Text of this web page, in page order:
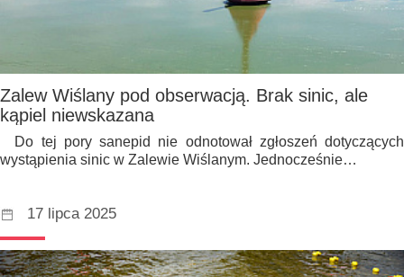
Zalew Wiślany pod obserwacją. Brak sinic, ale
kąpiel niewskazana
Do tej pory sanepid nie odnotował zgłoszeń dotyczących
wystąpienia sinic w Zalewie Wiślanym. Jednocześnie…
17 lipca 2025